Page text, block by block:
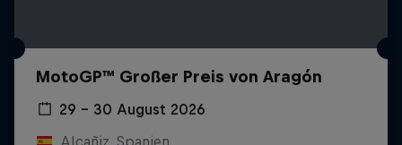
MotoGP™ Großer Preis von Aragón
29 – 30 August 2026
Alcañiz, Spanien